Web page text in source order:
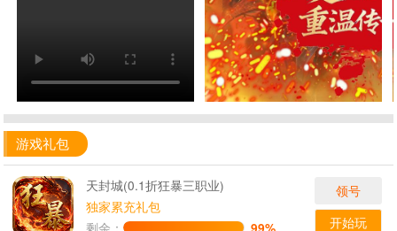
游戏礼包
天封城(0.1折狂暴三职业)
独家累充礼包
剩余：
99%
领号
开始玩